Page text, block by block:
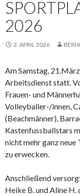
2026
2. APRIL 2026 BERNI
Am Samstag,
Arbeitsdienst statt.
Frauen- und
Volleyballer-/innen,
(Beachmänner),
Kastenfussballstars
nicht mehr ganz
zu erwecken.
Anschließend
Heike B. und Aline H.